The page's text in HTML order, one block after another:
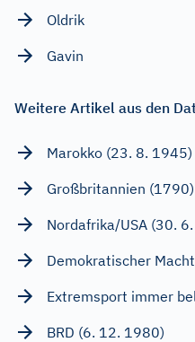
Oldrik
Gavin
Weitere Artikel aus den
Marokko (23. 8. 1945)
Großbritannien (1790)
Nordafrika/USA (30.
Demokratischer
Extremsport immer
BRD (6. 12. 1980)